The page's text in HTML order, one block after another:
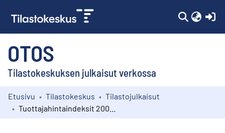
OTOS
Tilastokeskuksen julkaisut verkossa
Kokoelmat
Etusivu Tilastokeskus
Tilastojulkaisut